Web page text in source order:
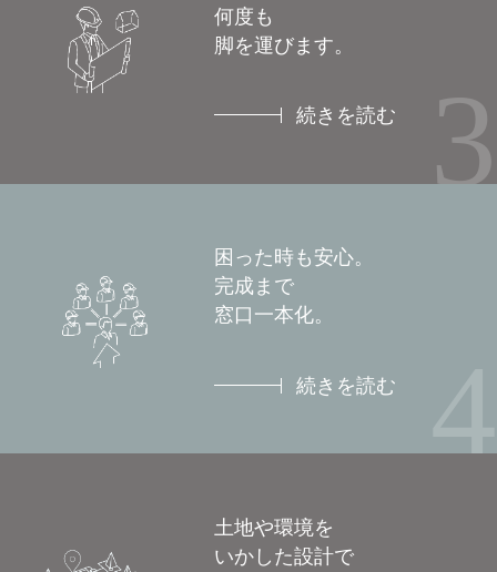
何度も
脚を運びます。
続きを読む 3
困った時も安心。
完成まで
窓口一本化。
続きを読む 4
土地や環境を
いかした設計で